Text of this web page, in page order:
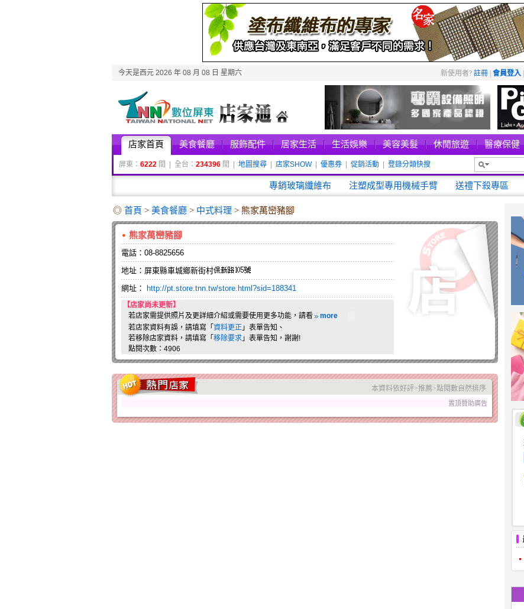
今天是西元 2026 年 08 月 08 日 星期六 新使用者? 註冊| 會員登入|
店家首頁 美食餐廳 服飾配件 居家生活 生活娛樂 美容美髮 休閒旅遊 醫療保健
屏東： 6222 間 | 全台： 234396 間 | 地圖搜尋 店家SHOW| 優惠券 促銷活動 登錄分類快搜
專銷玻璃纖維布 注塑成型專用機械手臂 送禮下殺專區
◎ 首頁 > 美食餐廳 > 中式料理 > 熊家萬巒豬腳
熊家萬巒豬腳
電話：08-8825656
地址：屏東縣車城鄉新街村
網址：
http://pt.store.tnn.tw/store.html?sid=188341
【店家尚未更新】
若店家需提供照片及更詳細介紹或需要使用更多功能，請看
more
若店家資料有誤，請填寫「 資料更正 」表單告知、
若移除店家資料，請填寫「 移除要求 」表單告知，謝謝!
點閱次數：4906
本資料依好評>推薦>點閱數自然排序
置頂贊助廣告